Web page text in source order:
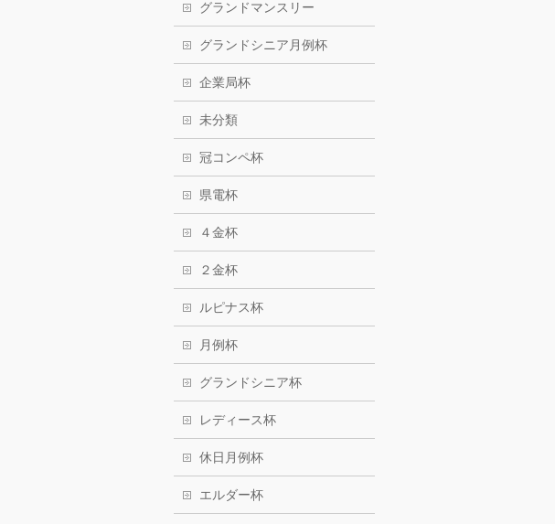
グランドマンスリー
グランドシニア月例杯
企業局杯
未分類
冠コンペ杯
県電杯
４金杯
２金杯
ルピナス杯
月例杯
グランドシニア杯
レディース杯
休日月例杯
エルダー杯